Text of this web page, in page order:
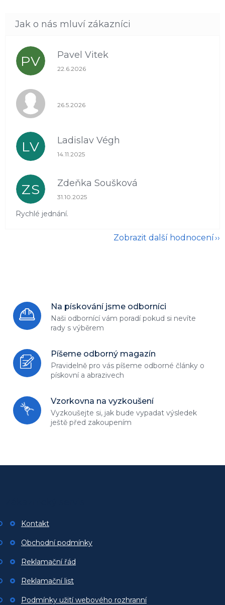
PV Pavel Vitek
Hodnocení obchodu je 5 z 5 hvězdiček.
22.6.2026
Hodnocení obchodu je 1 z 5 hvězdiček.
26.5.2026
LV Ladislav Végh
Hodnocení obchodu je 5 z 5 hvězdiček.
14.11.2025
ZS Zdeňka Soušková
Hodnocení obchodu je 5 z 5 hvězdiček.
31.10.2025
Rychlé jednání.
Zobrazit další hodnocení
Na pískování jsme odborníci
Naši odbornící vám poradí pokud si nevíte
rady s výběrem
Píšeme odborný magazín
Pravidelně pro vás píšeme odborné články o
pískovní a abrazivech
Vzorkovna na vyzkoušení
Vyzkoušejte si, jak bude vypadat výsledek
ještě před zakoupením
í
Kontakt
Obchodní podmínky
Reklamační řád
Reklamační list
Podmínky užití webového rozhranní